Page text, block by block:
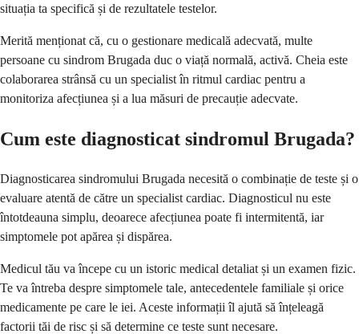
situația ta specifică și de rezultatele testelor.
Merită menționat că, cu o gestionare medicală adecvată, multe
persoane cu sindrom Brugada duc o viață normală, activă. Cheia este
colaborarea strânsă cu un specialist în ritmul cardiac pentru a
monitoriza afecțiunea și a lua măsuri de precauție adecvate.
Cum este diagnosticat sindromul Brugada?
Diagnosticarea sindromului Brugada necesită o combinație de teste și o
evaluare atentă de către un specialist cardiac. Diagnosticul nu este
întotdeauna simplu, deoarece afecțiunea poate fi intermitentă, iar
simptomele pot apărea și dispărea.
Medicul tău va începe cu un istoric medical detaliat și un examen fizic.
Te va întreba despre simptomele tale, antecedentele familiale și orice
medicamente pe care le iei. Aceste informații îl ajută să înțeleagă
factorii tăi de risc și să determine ce teste sunt necesare.